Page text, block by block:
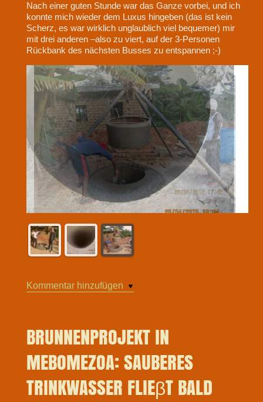
Nach einer guten Stunde war das Ganze vorbei, und ich
konnte mich wieder dem Luxus hingeben (das ist kein
Scherz, es war wirklich unglaublich viel bequemer) mir
mit drei anderen –also zu viert, auf der 3-Personen
Rückbank des nächsten Busses zu entspannen ;-)
Arbeit am Brunnen
Kommentar hinzufügen
BRUNNENPROJEKT IN
MEBOMEZOA: SAUBERES
TRINKWASSER FLIEβT BALD